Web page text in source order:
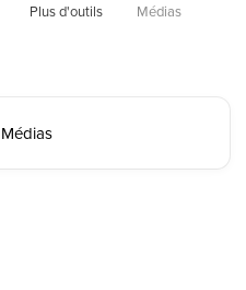
Plus d'outils Médias